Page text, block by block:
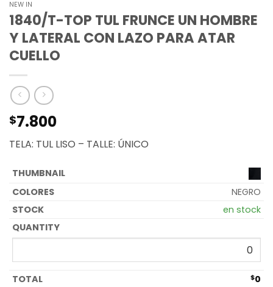
NEW IN
1840/T-TOP TUL FRUNCE UN HOMBRE
Y LATERAL CON LAZO PARA ATAR
CUELLO
$7.800
TELA: TUL LISO – TALLE: ÚNICO
NEGRO
en stock
$0